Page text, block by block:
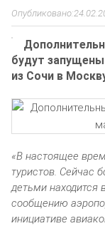
будут
из Сочи в
«В настоящее
туристов. Сейчас
детьми находится
сообщению
инициативе